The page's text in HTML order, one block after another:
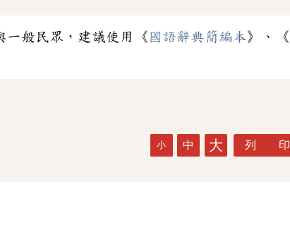
一般民眾，建議使用《 國語辭典簡編本》、《
小 中 大 列 印